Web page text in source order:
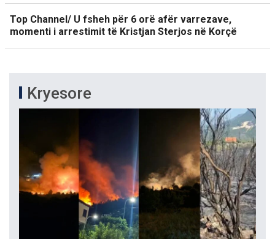
Top Channel/ U fsheh për 6 orë afër varrezave,
momenti i arrestimit të Kristjan Sterjos në Korçë
Kryesore